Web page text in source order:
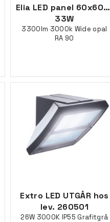
Elia LED panel
33W
3300lm 3000k Wide opal
RA 90
Extro LED UTGÅR hos
lev. 260501
26W 3000K IP55 Grafitgrå